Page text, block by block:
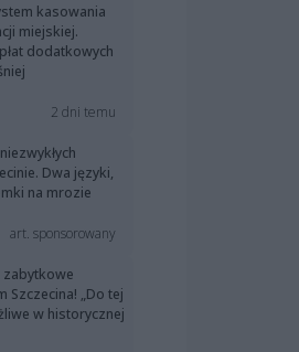
kasowania
miejskiej.
dodatkowych
2 dni temu
Dwa języki,
na mrozie
art. sponsorowany
Szczecina! „Do tej
w historycznej